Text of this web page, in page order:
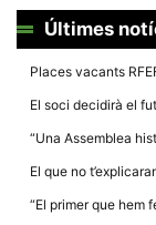
Últimes
Places vacants
El soci decidirà el
“Una Assemblea
El que no
“El primer que hem